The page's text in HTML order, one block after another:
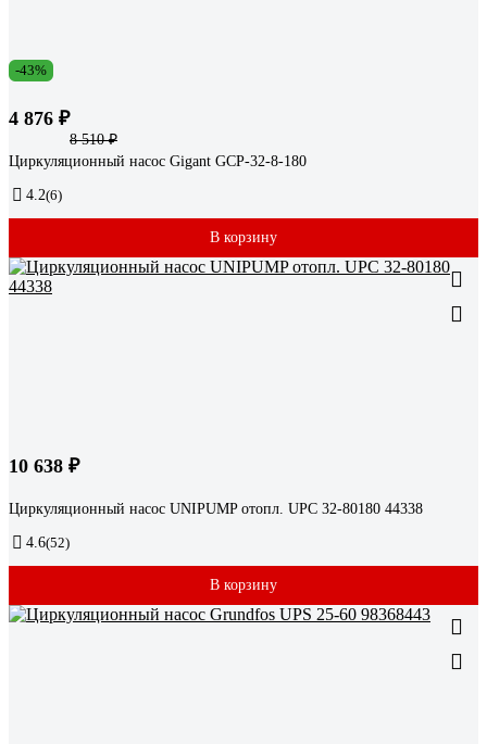
-43%
4 876 ₽
8 510 ₽
Циркуляционный насос Gigant GСP-32-8-180
4.2(6)
В корзину
10 638 ₽
Циркуляционный насос UNIPUMP отопл. UPС 32-80180 44338
4.6(52)
В корзину